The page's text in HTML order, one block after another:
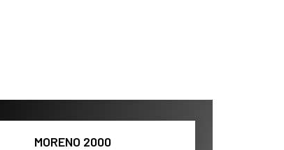
MORENO 2000